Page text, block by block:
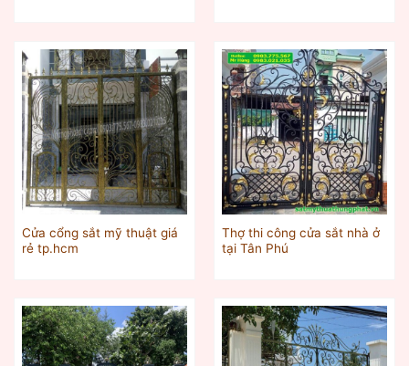
Cửa cổng sắt mỹ thuật giá
rẻ tp.hcm
Thợ thi công cửa sắt nhà ở
tại Tân Phú